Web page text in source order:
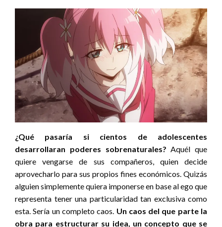
¿Qué pasaría si cientos de adolescentes
desarrollaran poderes sobrenaturales? Aquél que
quiere vengarse de sus compañeros, quien decide
aprovecharlo para sus propios fines económicos. Quizás
alguien simplemente quiera imponerse en base al ego que
representa tener una particularidad tan exclusiva como
esta. Sería un completo caos. Un caos del que parte la
obra para estructurar su idea, un concepto que se